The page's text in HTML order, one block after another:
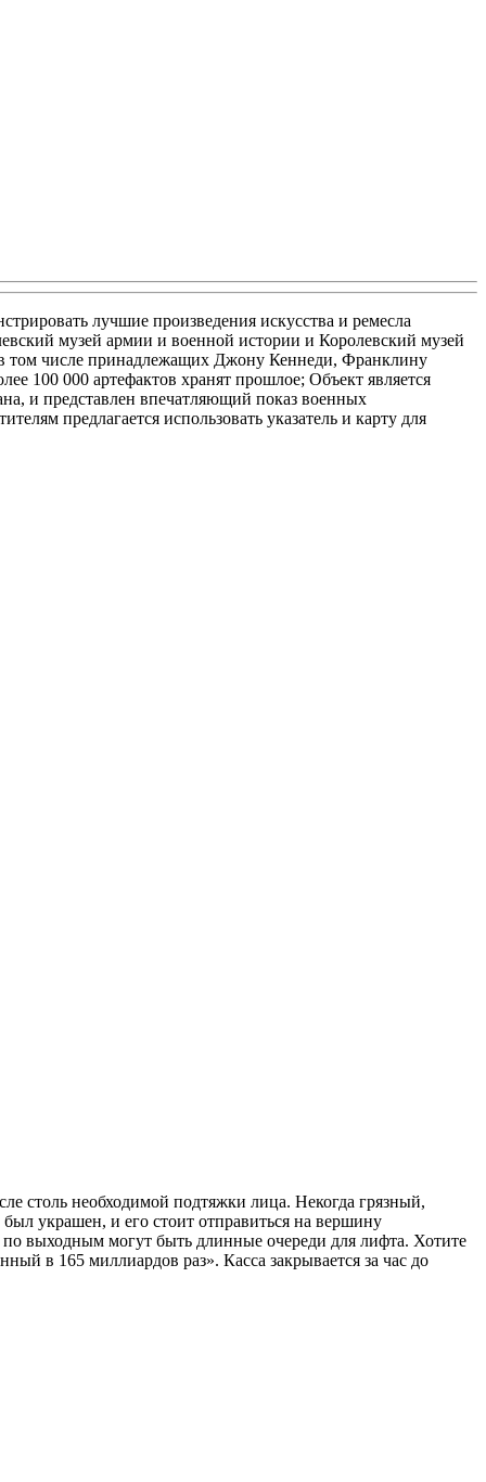
лучшие произведения искусства и ремесла
музей армии и военной истории и Королевский музей
в том числе принадлежащих Джону Кеннеди, Франклину
100 000 артефактов хранят прошлое; Объект является
и представлен впечатляющий показ военных
предлагается использовать указатель и карту для
столь необходимой подтяжки лица. Некогда грязный,
был украшен, и его стоит отправиться на вершину
выходным могут быть длинные очереди для лифта. Хотите
в 165 миллиардов раз». Касса закрывается за час до